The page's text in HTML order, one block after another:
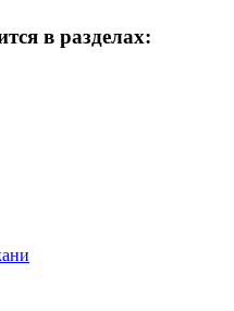
в разделах: